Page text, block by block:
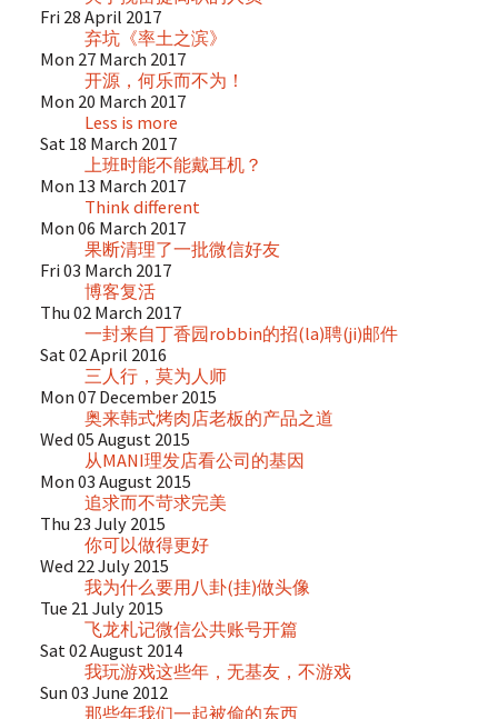
Fri 28 April 2017
弃坑《率土之滨》
Mon 27 March 2017
开源，何乐而不为！
Mon 20 March 2017
Less is more
Sat 18 March 2017
上班时能不能戴耳机？
Mon 13 March 2017
Think different
Mon 06 March 2017
果断清理了一批微信好友
Fri 03 March 2017
博客复活
Thu 02 March 2017
一封来自丁香园robbin的招(la)聘(ji)邮件
Sat 02 April 2016
三人行，莫为人师
Mon 07 December 2015
奥来韩式烤肉店老板的产品之道
Wed 05 August 2015
从MANI理发店看公司的基因
Mon 03 August 2015
追求而不苛求完美
Thu 23 July 2015
你可以做得更好
Wed 22 July 2015
我为什么要用八卦(挂)做头像
Tue 21 July 2015
飞龙札记微信公共账号开篇
Sat 02 August 2014
我玩游戏这些年，无基友，不游戏
Sun 03 June 2012
那些年我们一起被偷的东西